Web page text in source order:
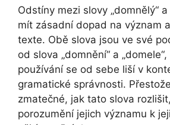
Odstíny mezi slovy „domnělý“ a
mít zásadní dopad na význam
texte. Obě slova jsou ve své
od slova „domnění“ a
používání se od sebe liší v
gramatické správnosti.
zmatečné, jak tato slova
porozumění jejich významu k